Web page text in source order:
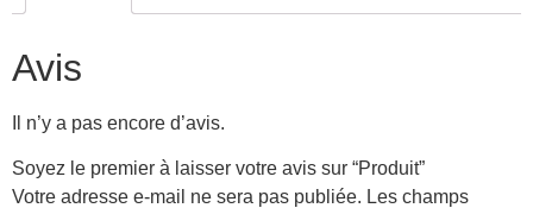
Avis
Il n’y a pas encore d’avis.
Soyez le premier à laisser votre avis sur “Produit”
Votre adresse e-mail ne sera pas publiée. Les champs